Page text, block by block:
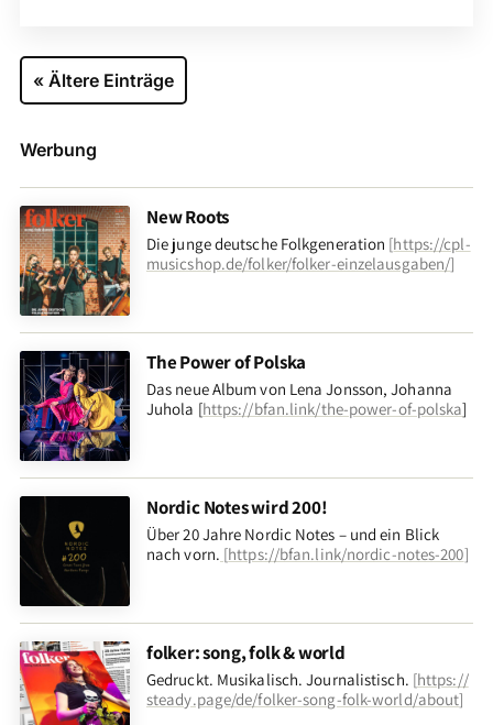
« Ältere Einträge
Werbung
New Roots
Die junge deutsche Folkgeneration [https://cpl-
musicshop.de/folker/folker-einzelausgaben/]
The Power of Polska
Das neue Album von Lena Jonsson, Johanna
Juhola [https://bfan.link/the-power-of-polska]
Nordic Notes wird 200!
Über 20 Jahre Nordic Notes – und ein Blick
nach vorn. [https://bfan.link/nordic-notes-200]
folker: song, folk & world
Gedruckt. Musikalisch. Journalistisch. [https://
steady.page/de/folker-song-folk-world/about]